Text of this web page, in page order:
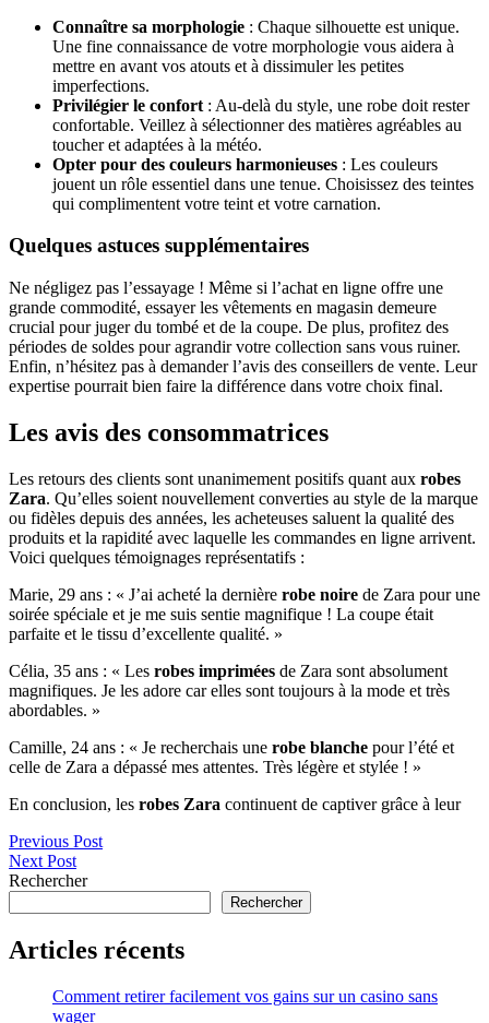
Connaître sa morphologie : Chaque silhouette est unique.
Une fine connaissance de votre morphologie vous aidera à
mettre en avant vos atouts et à dissimuler les petites
imperfections.
Privilégier le confort : Au-delà du style, une robe doit rester
confortable. Veillez à sélectionner des matières agréables au
toucher et adaptées à la météo.
Opter pour des couleurs harmonieuses : Les couleurs
jouent un rôle essentiel dans une tenue. Choisissez des teintes
qui complimentent votre teint et votre carnation.
Quelques astuces supplémentaires
Ne négligez pas l’essayage ! Même si l’achat en ligne offre une
grande commodité, essayer les vêtements en magasin demeure
crucial pour juger du tombé et de la coupe. De plus, profitez des
périodes de soldes pour agrandir votre collection sans vous ruiner.
Enfin, n’hésitez pas à demander l’avis des conseillers de vente. Leur
expertise pourrait bien faire la différence dans votre choix final.
Les avis des consommatrices
Les retours des clients sont unanimement positifs quant aux robes
Zara. Qu’elles soient nouvellement converties au style de la marque
ou fidèles depuis des années, les acheteuses saluent la qualité des
produits et la rapidité avec laquelle les commandes en ligne arrivent.
Voici quelques témoignages représentatifs :
Marie, 29 ans : « J’ai acheté la dernière robe noire de Zara pour une
soirée spéciale et je me suis sentie magnifique ! La coupe était
parfaite et le tissu d’excellente qualité. »
Célia, 35 ans : « Les robes imprimées de Zara sont absolument
magnifiques. Je les adore car elles sont toujours à la mode et très
abordables. »
Camille, 24 ans : « Je recherchais une robe blanche pour l’été et
celle de Zara a dépassé mes attentes. Très légère et stylée ! »
En conclusion, les robes Zara continuent de captiver grâce à leur
Navigation
de
Previous Post
Next Post
Rechercher
Rechercher
Articles récents
Comment retirer facilement vos gains sur un casino sans
wager